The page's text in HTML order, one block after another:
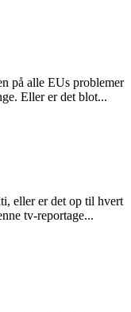
på alle EUs problemer
Eller er det blot...
eller er det op til hvert
tv-reportage...